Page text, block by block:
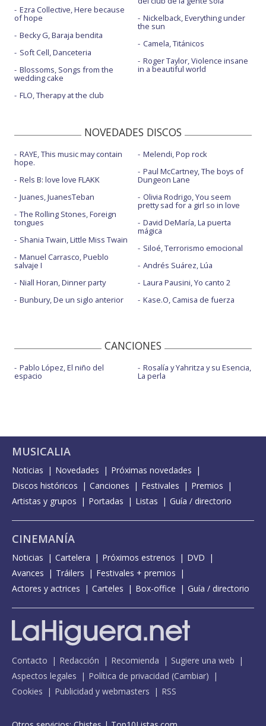
Ezra Collective, Here because
of hope
Becky G, Baraja bendita
Soft Cell, Danceteria
Blossoms, Songs from the
wedding cake
FLO, Therapy at the club
Nickelback, Everything under
the sun
Camela, Titánicos
Roger Taylor, Violence insane
in a beautiful world
NOVEDADES DISCOS
RAYE, This music may contain
hope.
Rels B: love love FLAKK
Juanes, JuanesTeban
The Rolling Stones, Foreign
tongues
Shania Twain, Little Miss Twain
Manuel Carrasco, Pueblo
salvaje I
Niall Horan, Dinner party
Bunbury, De un siglo anterior
Melendi, Pop rock
Paul McCartney, The boys of
Dungeon Lane
Olivia Rodrigo, You seem
pretty sad for a girl so in love
David DeMaría, La puerta
mágica
Siloé, Terrorismo emocional
Andrés Suárez, Lúa
Laura Pausini, Yo canto 2
Kase.O, Camisa de fuerza
CANCIONES
Pablo López, El niño del
espacio
Rosalía y Yahritza y su Esencia,
La perla
MUSICALIA
Noticias Novedades
Próximas novedades
Discos históricos
Canciones Festivales
Premios
Artistas y grupos
Portadas Listas Guía / directorio
CINEMANÍA
Noticias Cartelera Próximos estrenos
DVD
Avances
Tráilers
Festivales + premios
Actores y actrices
Carteles Box-office Guía / directorio
Contacto Redacción Recomienda
Sugiere una web
Aspectos legales
Política de privacidad (Cambiar)
Cookies
Publicidad y webmasters RSS